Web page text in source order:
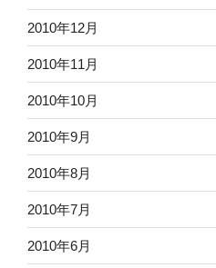
2010年12月
2010年11月
2010年10月
2010年9月
2010年8月
2010年7月
2010年6月